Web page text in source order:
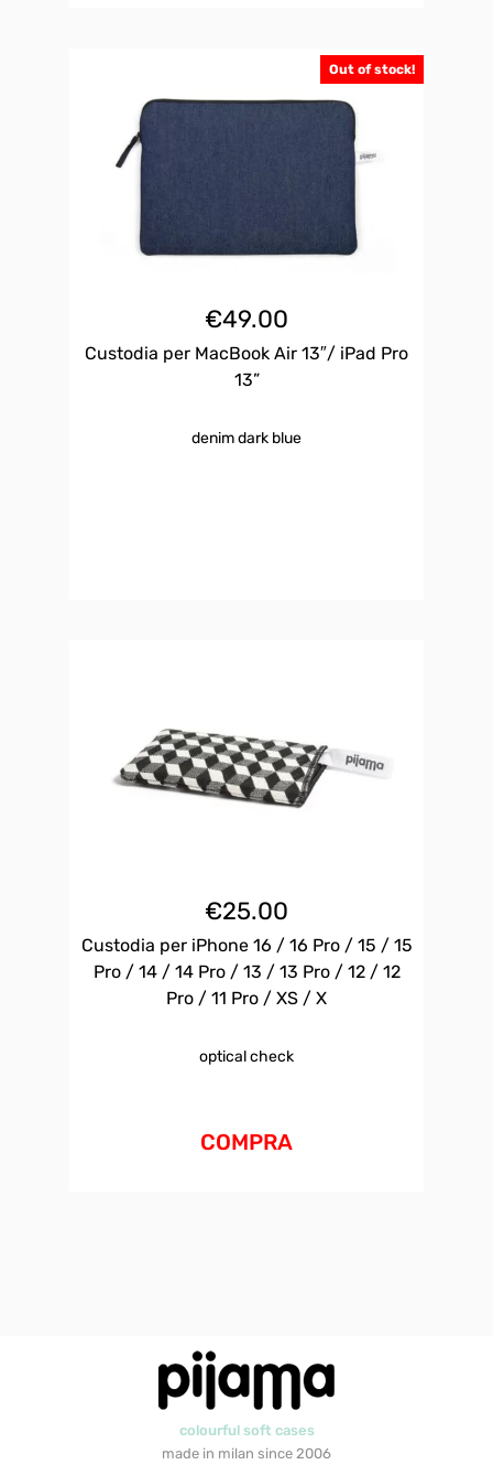
Out of stock!
€49.00
Custodia per MacBook Air 13″/ iPad Pro
13”
denim dark blue
€25.00
Custodia per iPhone 16 / 16 Pro / 15 / 15
Pro / 14 / 14 Pro / 13 / 13 Pro / 12 / 12
Pro / 11 Pro / XS / X
optical check
COMPRA
colourful soft cases
made in milan since 2006